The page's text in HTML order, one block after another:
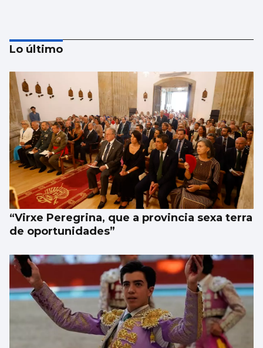
Los siniestros mortales, casi el doble que
en 2025 en Vigo y provincia
Lo último
“Virxe Peregrina, que a provincia sexa terra
de oportunidades”